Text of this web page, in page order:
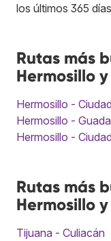
los últimos 365 días
Rutas más
Hermosillo
Hermosillo -
Hermosillo -
Hermosillo -
Rutas más
Hermosillo
Tijuana - Culiacán